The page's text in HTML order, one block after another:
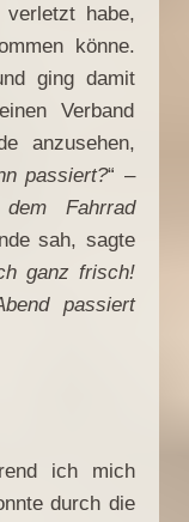
habe,
könne.
ging damit
Verband
anzusehen,
passiert?“ –
Fahrrad
sah, sagte
ganz frisch!
passiert
ich mich
durch die